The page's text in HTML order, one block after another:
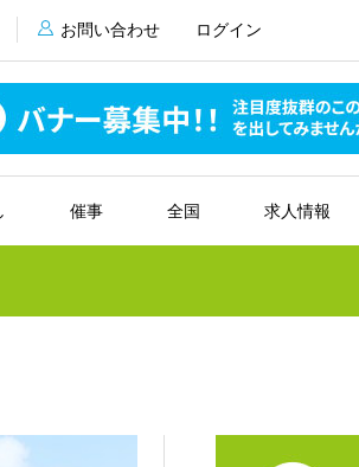
お問い合わせ ログイン
催事 全国 求人情報